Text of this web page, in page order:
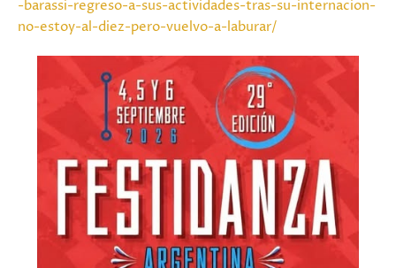
-barassi-regreso-a-sus-actividades-tras-su-internacion-
no-estoy-al-diez-pero-vuelvo-a-laburar/